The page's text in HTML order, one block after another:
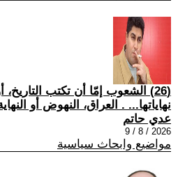
(26) الشعوب إمّا أن تكتب
نهاياتها... . العراق، النهوض أو
عدي حاتم
2026 / 8 / 9
مواضيع وابحاث سياسية